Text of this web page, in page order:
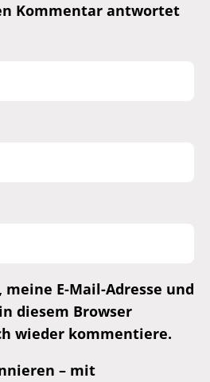
Kommentar antwortet
E-Mail-Adresse und
diesem Browser
wieder kommentiere.
– mit